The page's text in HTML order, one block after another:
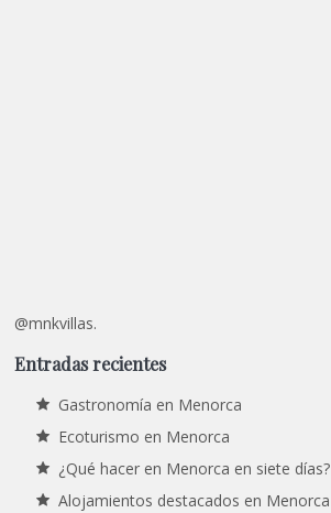
@mnkvillas.
Entradas recientes
Gastronomía en Menorca
Ecoturismo en Menorca
¿Qué hacer en Menorca en siete días?
Alojamientos destacados en Menorca